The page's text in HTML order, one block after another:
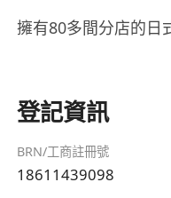
擁有80多間分店的日
登記資訊
BRN/工商註冊號
18611439098